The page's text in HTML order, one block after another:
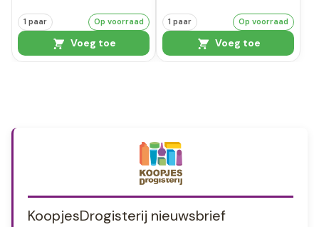
1 paar Op voorraad
Voeg toe
1 paar Op voorraad
Voeg toe
KoopjesDrogisterij nieuwsbrief